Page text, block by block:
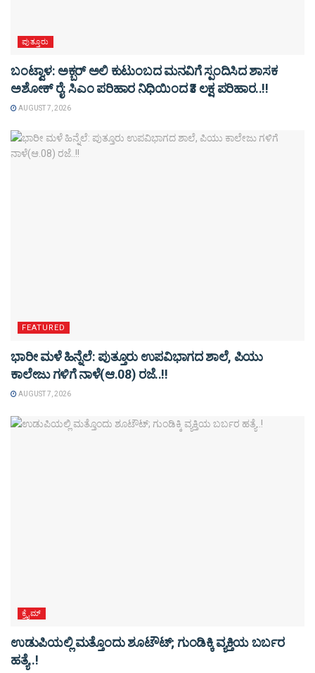
ಪುತ್ತೂರು
ಬಂಟ್ವಾಳ: ಅಕ್ಬರ್ ಅಲಿ ಕುಟುಂಬದ ಮನವಿಗೆ ಸ್ಪಂದಿಸಿದ ಶಾಸಕ
ಅಶೋಕ್ ರೈ: ಸಿಎಂ ಪರಿಹಾರ ನಿಧಿಯಿಂದ ₹3 ಲಕ್ಷ ಪರಿಹಾರ..!!
AUGUST 7, 2026
FEATURED
ಭಾರೀ ಮಳೆ ಹಿನ್ನೆಲೆ: ಪುತ್ತೂರು ಉಪವಿಭಾಗದ ಶಾಲೆ, ಪಿಯು
ಕಾಲೇಜು ಗಳಿಗೆ ನಾಳೆ(ಆ.08) ರಜೆ..!!
AUGUST 7, 2026
ಕ್ರೈಮ್
ಉಡುಪಿಯಲ್ಲಿ ಮತ್ತೊಂದು ಶೂಟೌಟ್‌; ಗುಂಡಿಕ್ಕಿ ವ್ಯಕ್ತಿಯ ಬರ್ಬರ
ಹತ್ಯೆ..!